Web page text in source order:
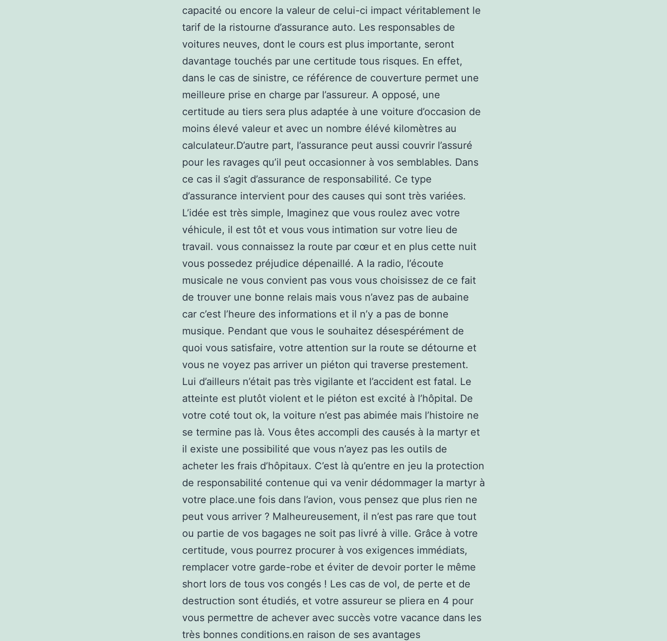
capacité ou encore la valeur de celui-ci impact véritablement le
tarif de la ristourne d’assurance auto. Les responsables de
voitures neuves, dont le cours est plus importante, seront
davantage touchés par une certitude tous risques. En effet,
dans le cas de sinistre, ce référence de couverture permet une
meilleure prise en charge par l’assureur. A opposé, une
certitude au tiers sera plus adaptée à une voiture d’occasion de
moins élevé valeur et avec un nombre élévé kilomètres au
calculateur.D’autre part, l’assurance peut aussi couvrir l’assuré
pour les ravages qu’il peut occasionner à vos semblables. Dans
ce cas il s’agit d’assurance de responsabilité. Ce type
d’assurance intervient pour des causes qui sont très variées.
L’idée est très simple, Imaginez que vous roulez avec votre
véhicule, il est tôt et vous vous intimation sur votre lieu de
travail. vous connaissez la route par cœur et en plus cette nuit
vous possedez préjudice dépenaillé. A la radio, l’écoute
musicale ne vous convient pas vous vous choisissez de ce fait
de trouver une bonne relais mais vous n’avez pas de aubaine
car c’est l’heure des informations et il n’y a pas de bonne
musique. Pendant que vous le souhaitez désespérément de
quoi vous satisfaire, votre attention sur la route se détourne et
vous ne voyez pas arriver un piéton qui traverse prestement.
Lui d’ailleurs n’était pas très vigilante et l’accident est fatal. Le
atteinte est plutôt violent et le piéton est excité à l’hôpital. De
votre coté tout ok, la voiture n’est pas abimée mais l’histoire ne
se termine pas là. Vous êtes accompli des causés à la martyr et
il existe une possibilité que vous n’ayez pas les outils de
acheter les frais d’hôpitaux. C’est là qu’entre en jeu la protection
de responsabilité contenue qui va venir dédommager la martyr à
votre place.une fois dans l’avion, vous pensez que plus rien ne
peut vous arriver ? Malheureusement, il n’est pas rare que tout
ou partie de vos bagages ne soit pas livré à ville. Grâce à votre
certitude, vous pourrez procurer à vos exigences immédiats,
remplacer votre garde-robe et éviter de devoir porter le même
short lors de tous vos congés ! Les cas de vol, de perte et de
destruction sont étudiés, et votre assureur se pliera en 4 pour
vous permettre de achever avec succès votre vacance dans les
très bonnes conditions.en raison de ses avantages